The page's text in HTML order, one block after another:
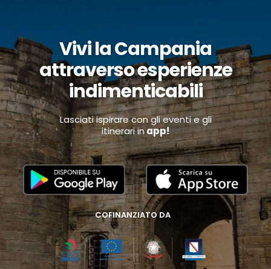
Vivi la Campania
attraverso esperienze
indimenticabili
Lasciati ispirare con gli eventi e gli
itinerari inapp!
COFINANZIATO DA